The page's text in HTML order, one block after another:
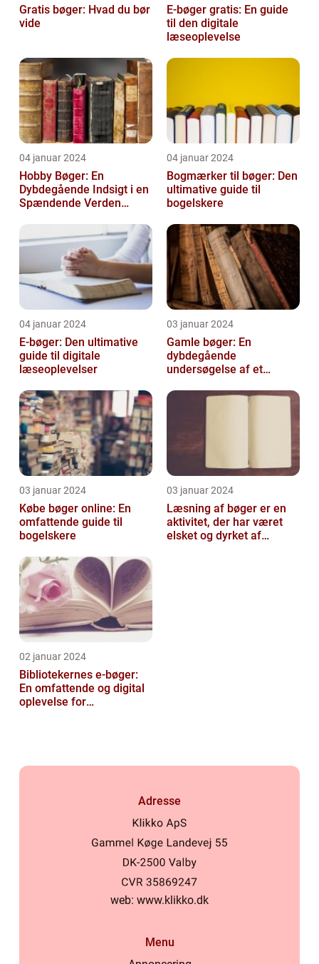
Gratis bøger: Hvad du bør
vide
E-bøger gratis: En guide
til den digitale
læseoplevelse
04 januar 2024
Hobby Bøger: En
Dybdegående Indsigt i en
Spændende Verden
04 januar 2024
Bogmærker til bøger: Den
ultimative guide til
bogelskere
04 januar 2024
E-bøger: Den ultimative
guide til digitale
læseoplevelser
03 januar 2024
Gamle bøger: En
dybdegående
undersøgelse af et
03 januar 2024
Købe bøger online: En
omfattende guide til
bogelskere
03 januar 2024
Læsning af bøger er en
aktivitet, der har været
elsket og dyrket af
02 januar 2024
Bibliotekernes e-bøger:
En omfattende og digital
oplevelse for
Adresse
web: www.klikko.dk
Menu